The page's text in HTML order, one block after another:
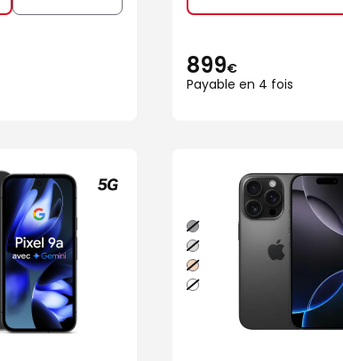
899€
Payable en 4 fois
Noir
Naturel
Sable
Blanc